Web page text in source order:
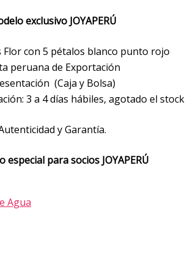
exclusivo JOYAPERÚ
Flor con 5 pétalos blanco punto rojo
peruana de Exportación
(Caja y Bolsa)
3 a 4 días hábiles, agotado el stock
y Garantía.
especial para socios JOYAPERÚ
Agua